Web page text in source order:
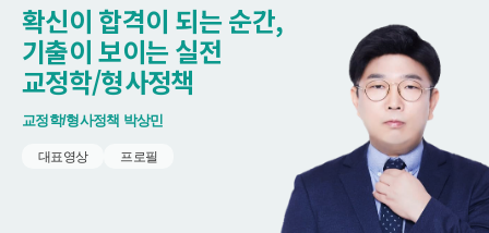
확신이 합격이 되는 순간,
기출이 보이는 실전
교정학/형사정책
교정학/형사정책 박상민
대표영상 프로필